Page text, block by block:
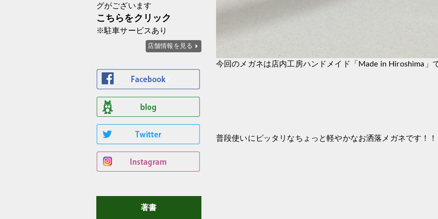
今回のメガネは店内工房ハンドメイド「Made in Hiroshima」
普段使いにピッタリなちょっと軽やかなお洒落メガネです！！
グがございます
こちらをクリック
※駐車サービスあり
店舗情報を見る
著書